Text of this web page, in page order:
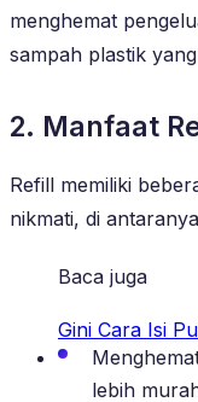
menghemat
sampah plastik
2. Manfaat
Refill memiliki
nikmati, di
Baca juga
Gini Cara Isi
lebih